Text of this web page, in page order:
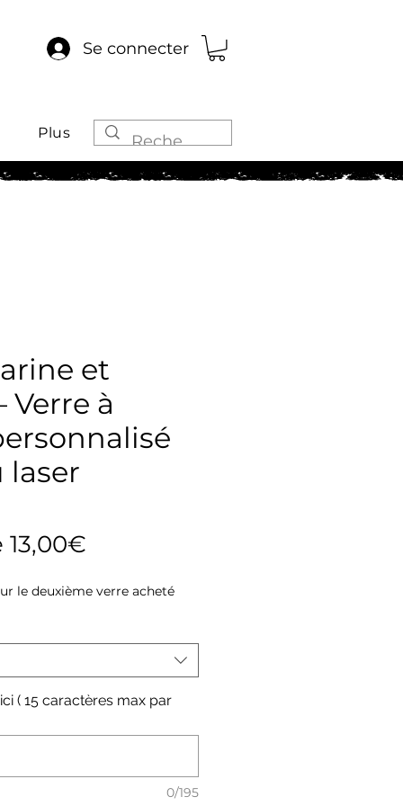
Se connecter
Plus
et
Verre à
laser
13,00€
le deuxième verre acheté
( 15 caractères max par
0/195